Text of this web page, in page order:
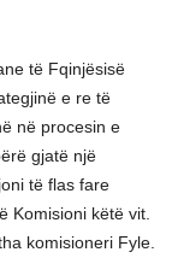
të Fqinjësisë
e re të
në procesin e
gjatë një
të flas fare
Komisioni këtë vit.
komisioneri Fyle.